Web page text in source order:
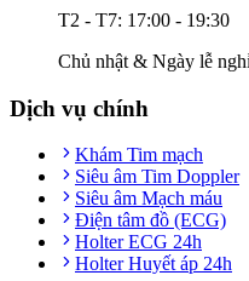
T2 - T7: 17:00 - 19:30
Chủ nhật & Ngày lễ
Dịch vụ chính
Khám Tim mạch
Siêu âm Tim Doppler
Siêu âm Mạch máu
Điện tâm đồ (ECG)
Holter ECG 24h
Holter Huyết áp 24h